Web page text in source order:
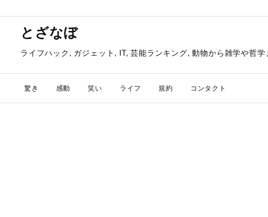
とざなぼ
ライフハック, ガジェット, IT, 芸能ランキング, 動物から雑学や哲学
驚き 感動 笑い ライフ 規約 コンタクト